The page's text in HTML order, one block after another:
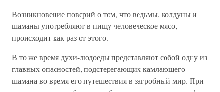
Возникновение поверий о том, что ведьмы, колдуны и
шаманы употребляют в пищу человеческое мясо,
происходит как раз от этого.
В то же время духи-людоеды представляют собой одну из
главных опасностей, подстерегающих камлающего
шамана во время его путешествия в загробный мир. При